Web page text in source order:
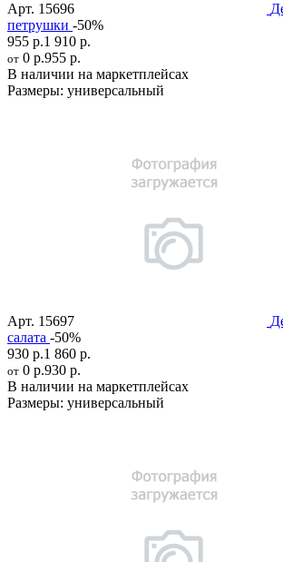
Арт. 15696
петрушки -50%
955 р.1 910 р.
от 0 р.955 р.
В наличии на маркетплейсах
Размеры: универсальный
Арт. 15697
салата -50%
930 р.1 860 р.
от 0 р.930 р.
В наличии на маркетплейсах
Размеры: универсальный